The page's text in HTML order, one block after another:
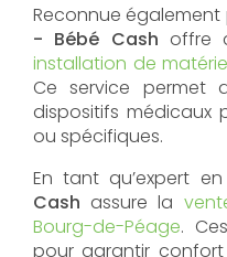
Reconnue également
- Bébé Cash offre
installation de
Ce service permet
dispositifs médicaux
ou spécifiques.
En tant qu’expert
Cash assure la
Bourg-de-Péage.
pour garantir